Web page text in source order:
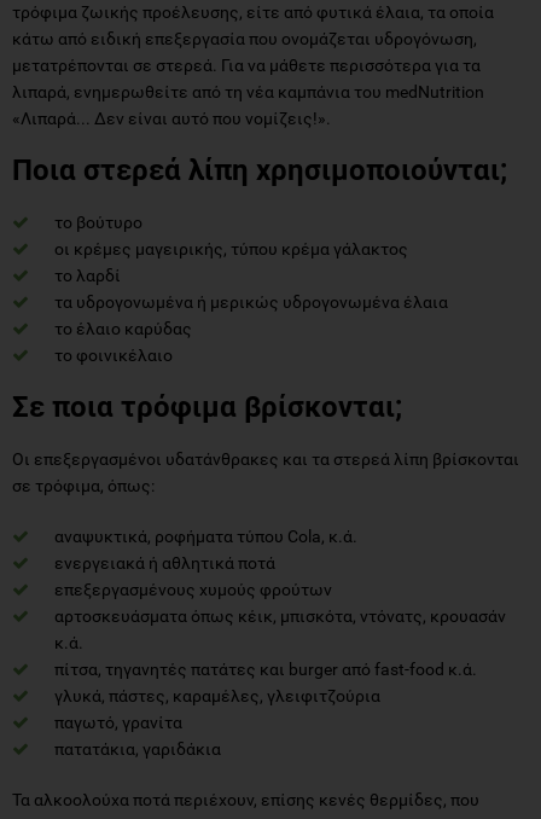
τρόφιμα ζωικής προέλευσης, είτε από φυτικά έλαια, τα οποία
κάτω από ειδική επεξεργασία που ονομάζεται υδρογόνωση,
μετατρέπονται σε στερεά. Για να μάθετε περισσότερα για τα
λιπαρά, ενημερωθείτε από τη νέα καμπάνια του medNutrition
«Λιπαρά... Δεν είναι αυτό που νομίζεις!».
Ποια στερεά λίπη χρησιμοποιούνται;
το βούτυρο
οι κρέμες μαγειρικής, τύπου κρέμα γάλακτος
το λαρδί
τα υδρογονωμένα ή μερικώς υδρογονωμένα έλαια
το έλαιο καρύδας
το φοινικέλαιο
Σε ποια τρόφιμα βρίσκονται;
Οι επεξεργασμένοι υδατάνθρακες και τα στερεά λίπη βρίσκονται
σε τρόφιμα, όπως:
αναψυκτικά, ροφήματα τύπου Cola, κ.ά.
ενεργειακά ή αθλητικά ποτά
επεξεργασμένους χυμούς φρούτων
αρτοσκευάσματα όπως κέικ, μπισκότα, ντόνατς, κρουασάν
κ.ά.
πίτσα, τηγανητές πατάτες και burger από fast-food κ.ά.
γλυκά, πάστες, καραμέλες, γλειφιτζούρια
παγωτό, γρανίτα
πατατάκια, γαριδάκια
Τα αλκοολούχα ποτά περιέχουν, επίσης κενές θερμίδες, που